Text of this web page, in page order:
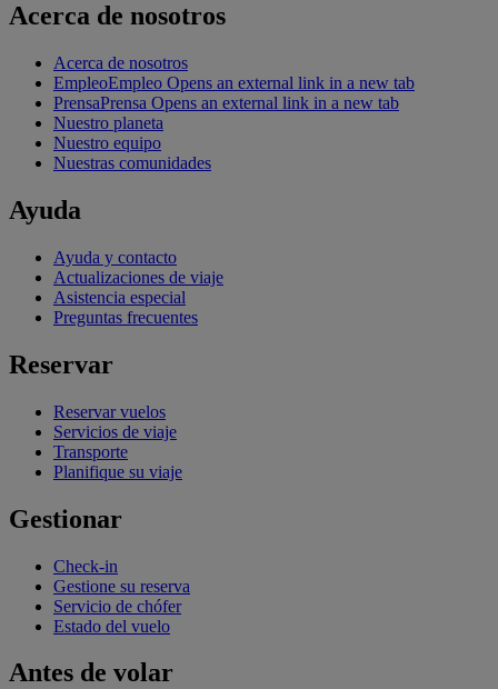
Acerca de nosotros
Acerca de nosotros
EmpleoEmpleo Opens an external link in a new tab
PrensaPrensa Opens an external link in a new tab
Nuestro planeta
Nuestro equipo
Nuestras comunidades
Ayuda
Ayuda y contacto
Actualizaciones de viaje
Asistencia especial
Preguntas frecuentes
Reservar
Reservar vuelos
Servicios de viaje
Transporte
Planifique su viaje
Gestionar
Check-in
Gestione su reserva
Servicio de chófer
Estado del vuelo
Antes de volar